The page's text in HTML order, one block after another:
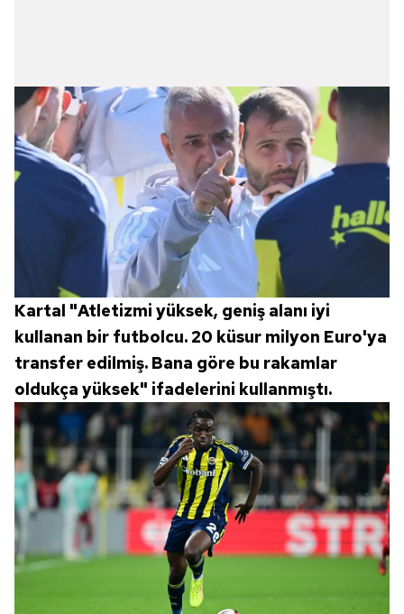
vasıtasıyla belirleyebilirsiniz. Çerezlere ilişkin detaylı bilgi
için Ayarlar butonuna tıklayabilir,Çerez Bilgilendirme
Metnimiziziyaret edebilirsiniz.
6698 sayılı Kişisel Verilerin Korunması Kanunu uyarınca
hazırlanmış Aydınlatma Metnimizi okumak ve sitemizde
ilgili mevzuata uygun olarak kullanılan çerezlerle ilgili bilgi
almak için lütfentıklayınız.
Kartal "Atletizmi yüksek, geniş alanı iyi
kullanan bir futbolcu. 20 küsur milyon Euro'ya
transfer edilmiş. Bana göre bu rakamlar
oldukça yüksek" ifadelerini kullanmıştı.